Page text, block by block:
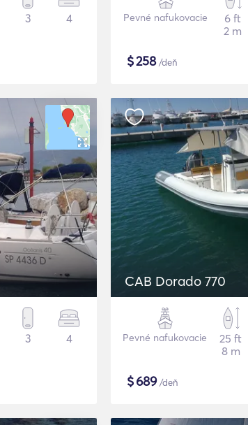
3 4 Pevné nafukovacie
6 ft
2 m
$258/deň
3 4
CAB Dorado 770
Pevné nafukovacie
25 ft
8 m
$689/deň